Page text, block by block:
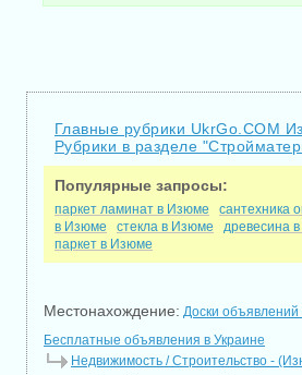
Главные рубрики UkrGo.COM
Рубрики в разделе
Популярные запросы:
паркет ламинат в Изюме сантехника
в Изюме
стекла в Изюме древесина
паркет в Изюме
Местонахождение: Доски
Бесплатные объявления в Украине
Недвижимость / Строительство -